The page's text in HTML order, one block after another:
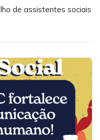
de assistentes sociais